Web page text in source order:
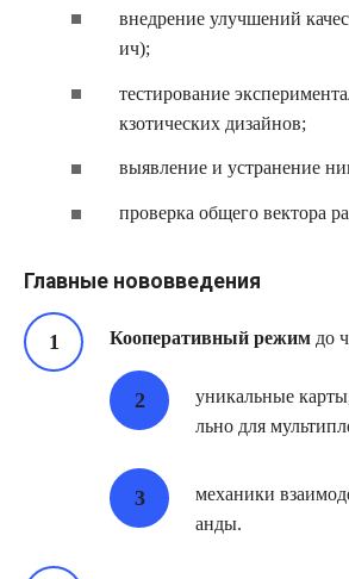
внедрение улучшений
ич);
тестирование
кзотических дизайнов;
выявление и устранение
проверка общего вектора
Главные нововведения
Кооперативный режим до
уникальные
льно для
механики
анды.